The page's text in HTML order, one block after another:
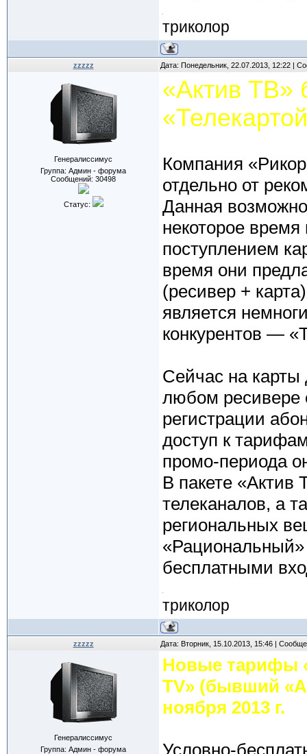
триколор
zzzzz Дата: Понедельник, 22.07.2013, 12:22 |
Генералиссимус
Группа: Админ - форума
Сообщений: 30498
Статус:
«Актив ТВ»
Компания
отдельно от
Данная
некоторое
поступлением
время они
(ресивер +
является
конкурентов —
Сейчас на карты
любом ресивере
регистрации
доступ к
промо-периода
В пакете «Актив
телеканалов, а
региональных
«Рациональный»
бесплатными
триколор
zzzzz Дата: Вторник, 15.10.2013, 15:46 |
Генералиссимус
Группа: Админ - форума
Новые тарифы
TV» (бывший
ноября 2013 г.
Условно-